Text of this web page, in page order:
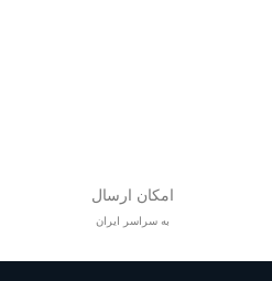
امکان ارسال
به سراسر ایران